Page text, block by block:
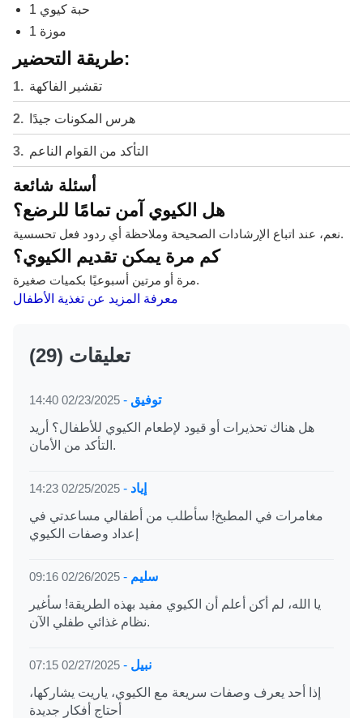
1 حبة كيوي
1 موزة
طريقة التحضير:
تقشير الفاكهة
هرس المكونات جيدًا
التأكد من القوام الناعم
أسئلة شائعة
هل الكيوي آمن تمامًا للرضع؟
نعم، عند اتباع الإرشادات الصحيحة وملاحظة أي ردود فعل تحسسية.
كم مرة يمكن تقديم الكيوي؟
مرة أو مرتين أسبوعيًا بكميات صغيرة.
معرفة المزيد عن تغذية الأطفال
(29) تعليقات
توفيق -
02/23/2025 14:40
هل هناك تحذيرات أو قيود لإطعام الكيوي للأطفال؟ أريد
التأكد من الأمان.
إياد -
02/25/2025 14:23
مغامرات في المطبخ! سأطلب من أطفالي مساعدتي في
إعداد وصفات الكيوي
سليم -
02/26/2025 09:16
يا الله، لم أكن أعلم أن الكيوي مفيد بهذه الطريقة! سأغير
نظام غذائي طفلي الآن.
نبيل -
02/27/2025 07:15
إذا أحد يعرف وصفات سريعة مع الكيوي، ياريت يشاركها،
أحتاج أفكار جديدة